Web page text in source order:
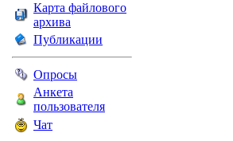
Карта файлового
архива
Публикации
Опросы
Анкета
пользователя
Чат